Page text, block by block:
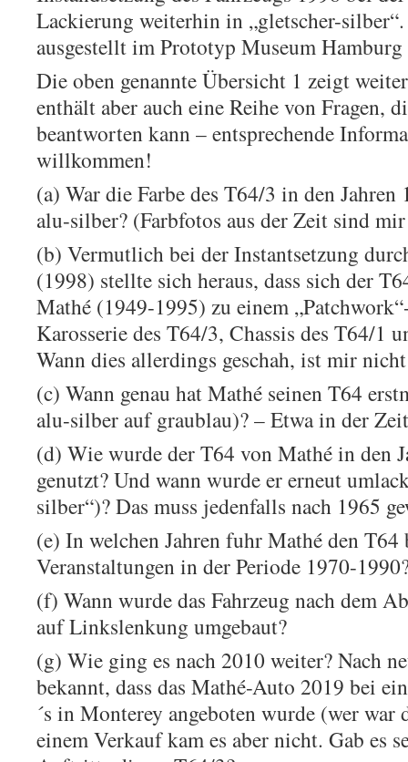
Lackierung weiterhin in „gletscher-
ausgestellt im Prototyp Museum
Die oben genannte Übersicht 1 zeigt
enthält aber auch eine Reihe von Fragen,
beantworten kann – entsprechende
willkommen!
(a) War die Farbe des T64/3 in den
alu-silber? (Farbfotos aus der Zeit sind
(b) Vermutlich bei der Instantsetzung
(1998) stellte sich heraus, dass sich der
Mathé (1949-1995) zu einem
Karosserie des T64/3, Chassis des T64/1
Wann dies allerdings geschah, ist mir
(c) Wann genau hat Mathé seinen T64
alu-silber auf graublau)? – Etwa in der
(d) Wie wurde der T64 von Mathé in den
genutzt? Und wann wurde er erneut
silber“)? Das muss jedenfalls nach 1965
(e) In welchen Jahren fuhr Mathé den
Veranstaltungen in der Periode 1970-
(f) Wann wurde das Fahrzeug nach dem
auf Linkslenkung umgebaut?
(g) Wie ging es nach 2010 weiter? Nach
bekannt, dass das Mathé-Auto 2019 bei
´s in Monterey angeboten wurde (wer war
einem Verkauf kam es aber nicht. Gab es